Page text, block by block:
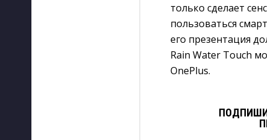
только сделает
пользоваться
его презентация
Rain Water Touch
OnePlus.